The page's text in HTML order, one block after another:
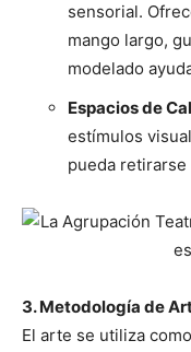
sensorial.
mango largo,
modelado
Espacios de
estímulos
pueda
3. Metodología de
El arte se utiliza